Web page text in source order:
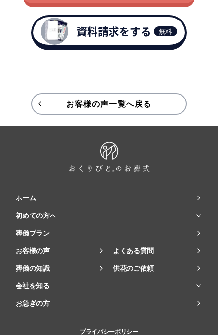
資料請求をする 無料
お客様の声一覧へ戻る
ホーム
初めての方へ
葬儀プラン
お客様の声 よくある質問
葬儀の知識 供花のご依頼
会社を知る
お急ぎの方
プライバシーポリシー